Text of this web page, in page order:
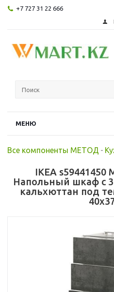
+7 727 31 22 666
МЕНЮ
Все компоненты МЕТОД -
IKEA
Напольный шкаф с
кальхюттан под